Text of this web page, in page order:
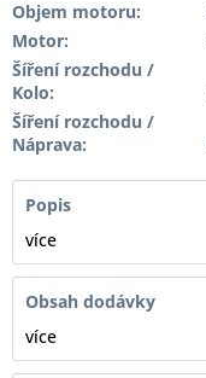
Objem motoru:
Motor:
Šíření rozchodu /
Kolo:
Šíření rozchodu /
Náprava:
Popis
více
Obsah dodávky
více